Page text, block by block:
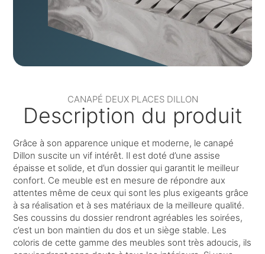
CANAPÉ DEUX PLACES DILLON
Description du produit
Grâce à son apparence unique et moderne, le canapé
Dillon suscite un vif intérêt. Il est doté d’une assise
épaisse et solide, et d’un dossier qui garantit le meilleur
confort. Ce meuble est en mesure de répondre aux
attentes même de ceux qui sont les plus exigeants grâce
à sa réalisation et à ses matériaux de la meilleure qualité.
Ses coussins du dossier rendront agréables les soirées,
c’est un bon maintien du dos et un siège stable. Les
coloris de cette gamme des meubles sont très adoucis, ils